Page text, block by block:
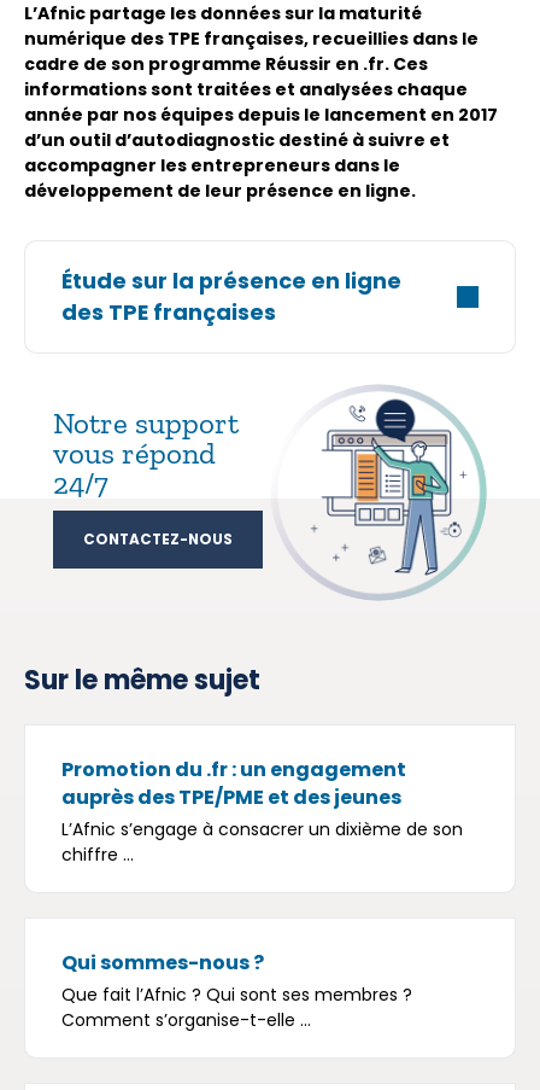
L’Afnic partage les données sur la maturité
numérique des TPE françaises, recueillies dans le
cadre de son programme Réussir en .fr. Ces
informations sont traitées et analysées chaque
année par nos équipes depuis le lancement en 2017
d’un outil d’autodiagnostic destiné à suivre et
accompagner les entrepreneurs dans le
développement de leur présence en ligne.
Étude sur la présence en ligne
des TPE françaises
Notre support
vous répond
24/7
CONTACTEZ-NOUS
Sur le même sujet
Promotion du .fr : un engagement
auprès des TPE/PME et des jeunes
L’Afnic s’engage à consacrer un dixième de son
chiffre ...
Qui sommes-nous ?
Que fait l’Afnic ? Qui sont ses membres ?
Comment s’organise-t-elle ...